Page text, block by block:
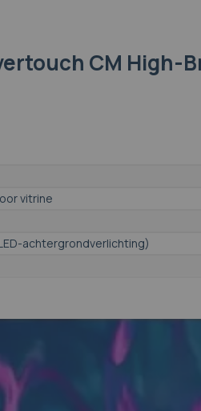
CM High-
vitrine
achtergrondverlichting)
RS232